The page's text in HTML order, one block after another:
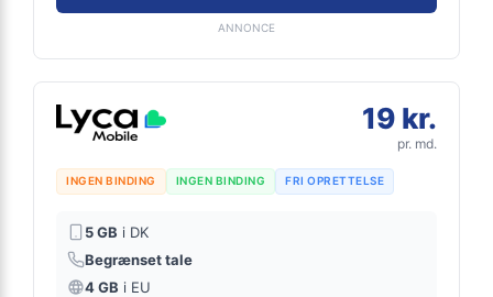
ANNONCE
19 kr.
pr. md.
INGEN BINDING INGEN BINDING FRI OPRETTELSE
5 GB i DK
Begrænset tale
4 GB i EU